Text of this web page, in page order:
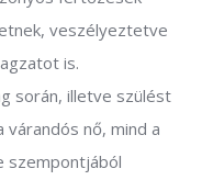
veszélyeztetve
is.
során, illetve szülést
várandós nő, mind a
szempontjából